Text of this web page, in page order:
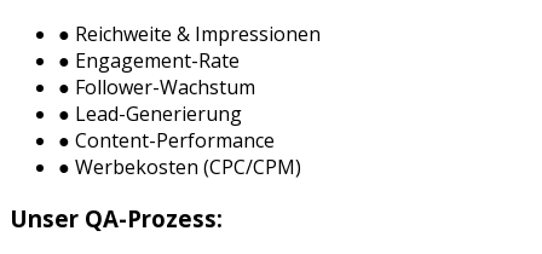
● Reichweite & Impressionen
● Engagement-Rate
● Follower-Wachstum
● Lead-Generierung
● Content-Performance
● Werbekosten (CPC/CPM)
Unser QA-Prozess: